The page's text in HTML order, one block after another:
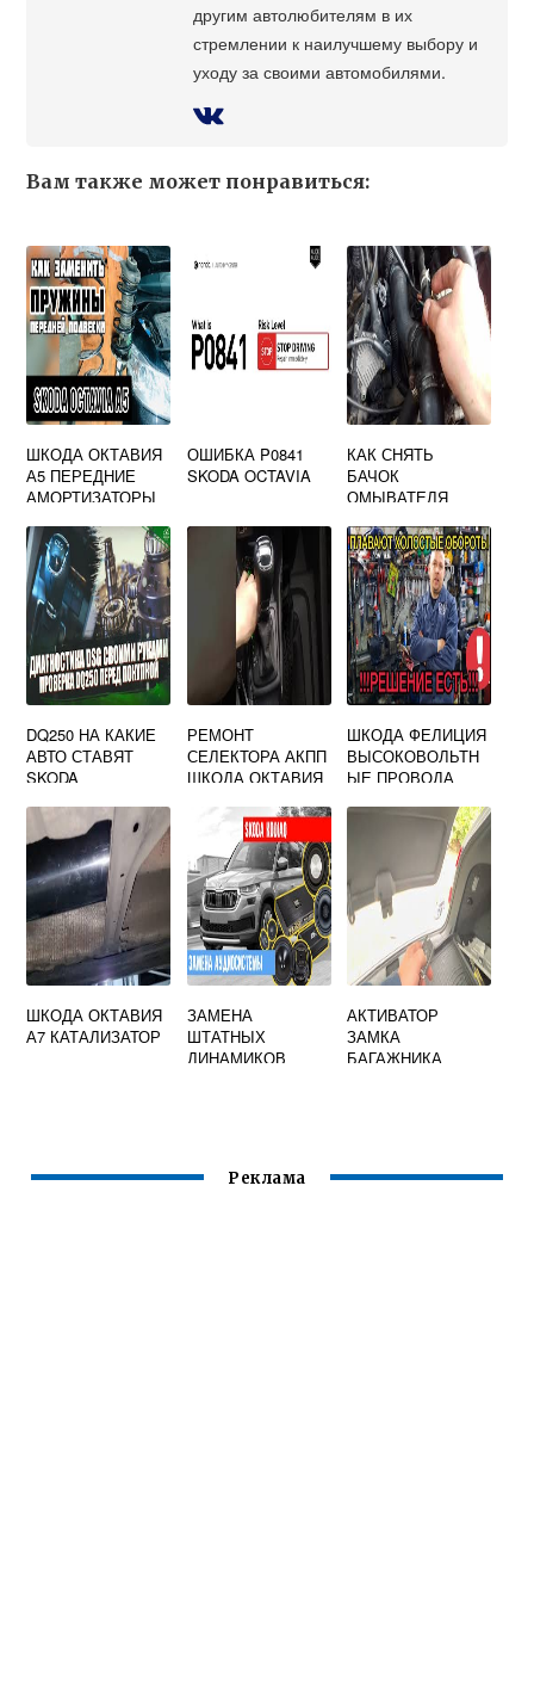
другим автолюбителям в их
стремлении к наилучшему выбору и
уходу за своими автомобилями.
Вам также может понравиться:
ШКОДА ОКТАВИЯ
А5 ПЕРЕДНИЕ
АМОРТИЗАТОРЫ
ОШИБКА P0841
SKODA OCTAVIA
КАК СНЯТЬ
БАЧОК
ОМЫВАТЕЛЯ
A5
DQ250 НА КАКИЕ
АВТО СТАВЯТ
SKODA
РЕМОНТ
СЕЛЕКТОРА АКПП
ШКОДА ОКТАВИЯ
ШКОДА ФЕЛИЦИЯ
ВЫСОКОВОЛЬТН
ЫЕ ПРОВОДА
ШКОДА ОКТАВИЯ
А7 КАТАЛИЗАТОР
ЗАМЕНА
ШТАТНЫХ
ДИНАМИКОВ
АКТИВАТОР
ЗАМКА
БАГАЖНИКА
Реклама